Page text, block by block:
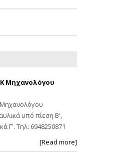
Μηχανολόγου
Μηχανολόγου
υπό πίεση Β',
Γ'. Τηλ: 6948250871
[Read more]